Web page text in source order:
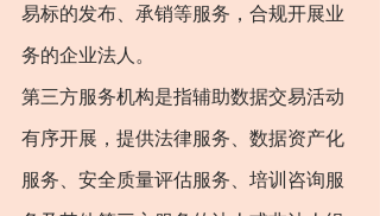
易标的发布、承销等服务，合规开展业
务的企业法人。
第三方服务机构是指辅助数据交易活动
有序开展，提供法律服务、数据资产化
服务、安全质量评估服务、培训咨询服